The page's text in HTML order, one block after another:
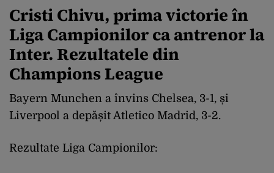
Cristi Chivu, prima victorie în
Liga Campionilor ca antrenor la
Inter. Rezultatele din
Champions League
Bayern Munchen a învins Chelsea, 3-1, și
Liverpool a depășit Atletico Madrid, 3-2.
Rezultate Liga Campionilor: